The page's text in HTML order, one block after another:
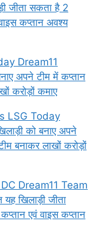
जीता सकता है 2
कप्तान अवश्य
Dream11
अपने टीम में कप्तान
करोड़ों कमाए
LSG Today
को बनाए अपने
बनाकर लाखों करोड़ों
Dream11 Team
खिलाड़ी जीता
एवं वाइस कप्तान